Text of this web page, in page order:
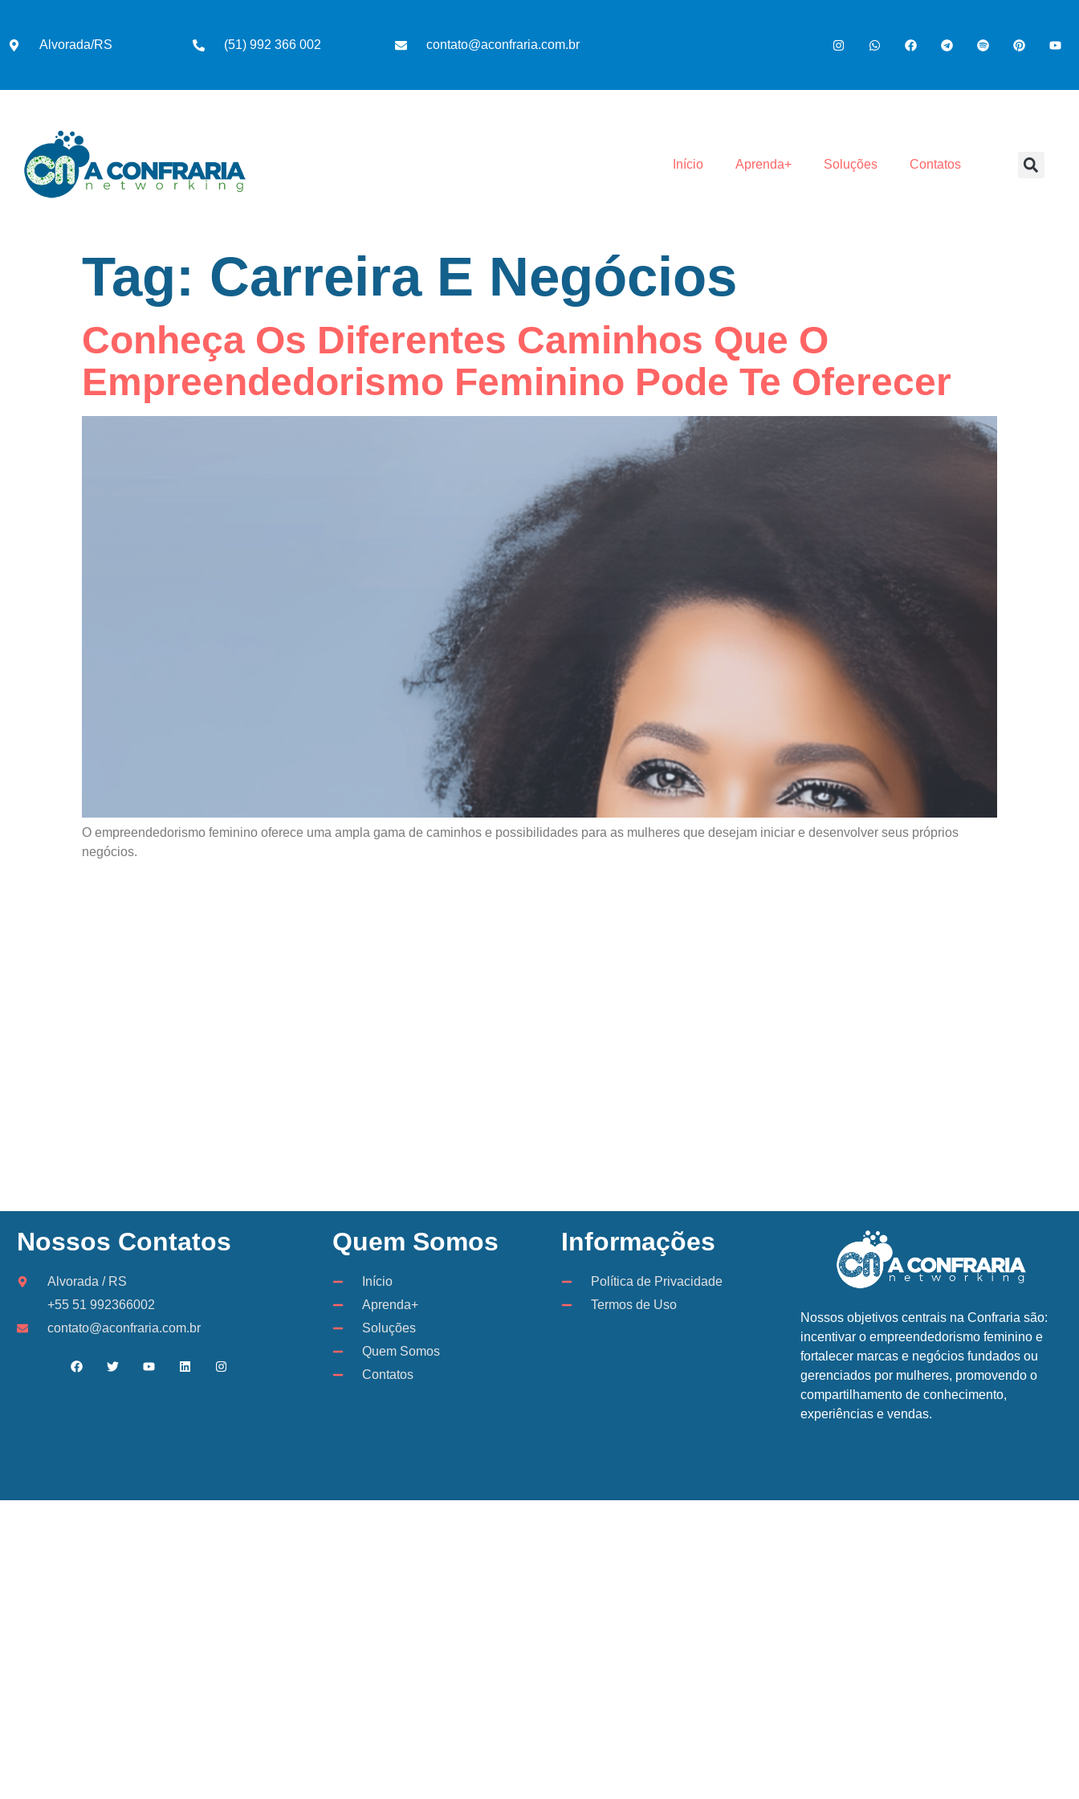
Alvorada/RS (51) 992 366 002 contato@aconfraria.com.br
Início Aprenda+ Soluções Contatos
Tag: Carreira E Negócios
Conheça Os Diferentes Caminhos Que O
Empreendedorismo Feminino Pode Te Oferecer
O empreendedorismo feminino oferece uma ampla gama de caminhos e possibilidades para as mulheres que desejam iniciar e desenvolver seus próprios
negócios.
Nossos Contatos
Alvorada / RS
+55 51 992366002
contato@aconfraria.com.br
Quem Somos
Início
Aprenda+
Soluções
Quem Somos
Contatos
Informações
Política de Privacidade
Termos de Uso
Nossos objetivos centrais na Confraria são:
incentivar o empreendedorismo feminino e
fortalecer marcas e negócios fundados ou
gerenciados por mulheres, promovendo o
compartilhamento de conhecimento,
experiências e vendas.